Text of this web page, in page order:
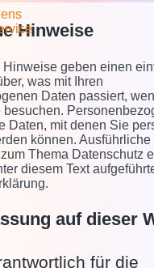
Hinweise
Hinweise geben einen
was mit Ihren
Daten passiert,
besuchen.
Daten, mit denen Sie
können. Ausführliche
Thema Datenschutz
diesem Text
auf dieser
für die